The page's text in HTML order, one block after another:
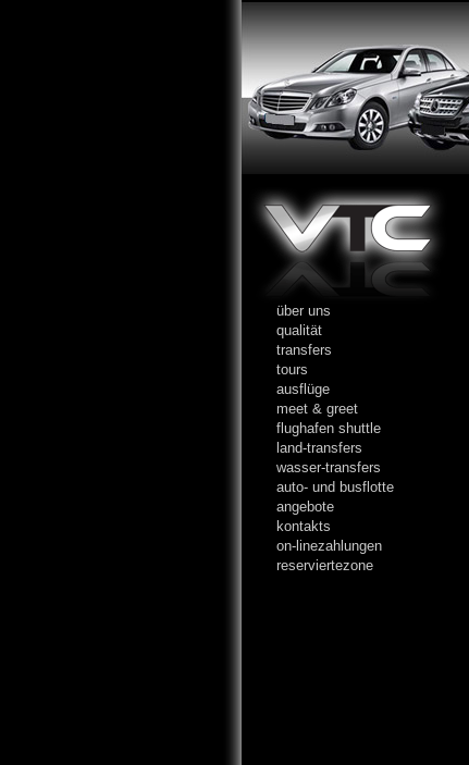
über uns
qualität
transfers
tours
ausflüge
meet & greet
flughafen shuttle
land-transfers
wasser-transfers
auto- und busflotte
angebote
kontakts
on-linezahlungen
reserviertezone